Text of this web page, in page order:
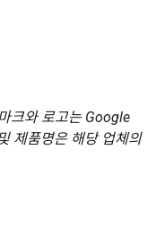
크와 로고는 Google
제품명은 해당 업체의